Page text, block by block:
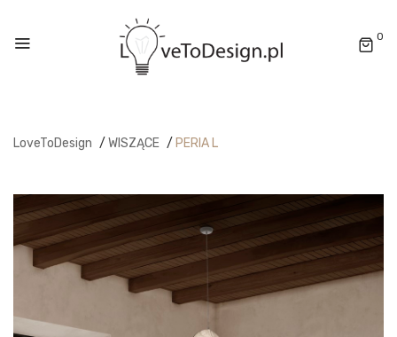
0
LoveToDesign / WISZĄCE / PERIA L